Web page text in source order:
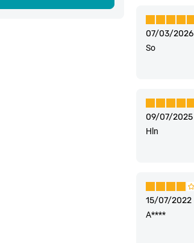
07/03/2026
So
09/07/2025
Hln
15/07/2022
A****